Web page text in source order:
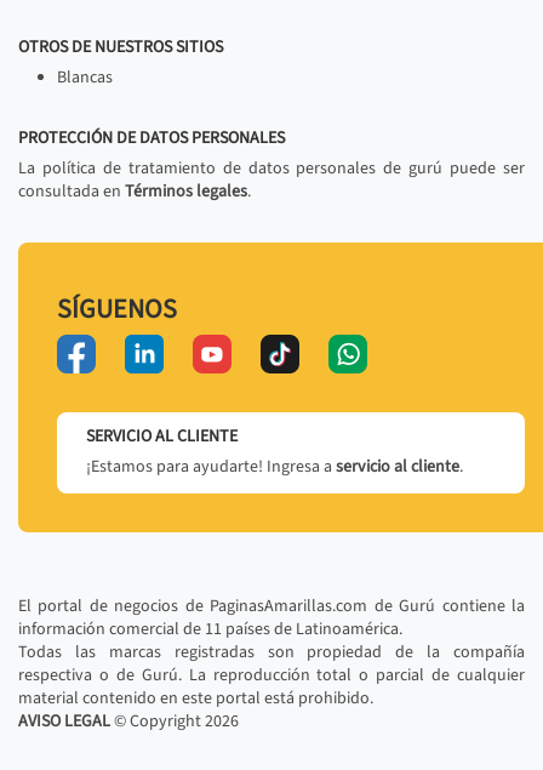
OTROS DE NUESTROS SITIOS
Blancas
PROTECCIÓN DE DATOS PERSONALES
La política de tratamiento de datos personales de gurú puede ser
consultada en Términos legales.
SÍGUENOS
SERVICIO AL CLIENTE
¡Estamos para ayudarte! Ingresa a servicio al cliente.
El portal de negocios de PaginasAmarillas.com de Gurú contiene la
información comercial de 11 países de Latinoamérica.
Todas las marcas registradas son propiedad de la compañía
respectiva o de Gurú. La reproducción total o parcial de cualquier
material contenido en este portal está prohibido.
AVISO LEGAL© Copyright2026